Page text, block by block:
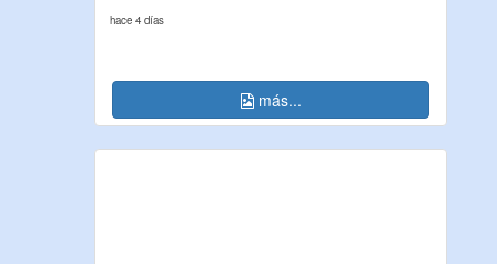
hace 4 días
más...